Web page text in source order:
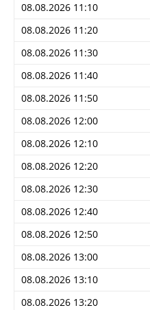
08.08.2026 11:10
08.08.2026 11:20
08.08.2026 11:30
08.08.2026 11:40
08.08.2026 11:50
08.08.2026 12:00
08.08.2026 12:10
08.08.2026 12:20
08.08.2026 12:30
08.08.2026 12:40
08.08.2026 12:50
08.08.2026 13:00
08.08.2026 13:10
08.08.2026 13:20